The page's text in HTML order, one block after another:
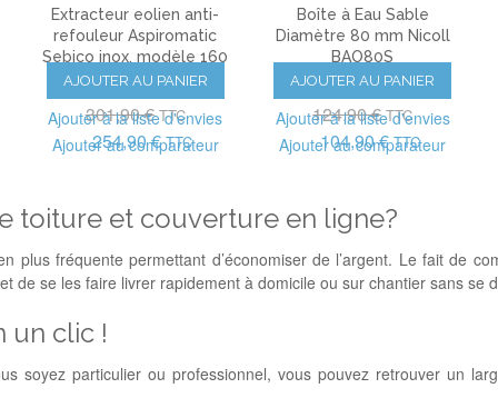
Extracteur eolien anti-
refouleur Aspiromatic
Sebico inox, modèle 160
(47)
301,90 € TTC
254,90 € TTC
AJOUTER AU PANIER
Ajouter à la liste d'envies
Ajouter au comparateur
Boîte à Eau Sable
Diamètre 80 mm Nicoll
BAO80S
(17)
124,90 € TTC
104,90 € TTC
AJOUTER AU PANIER
Ajouter à la liste d'envies
Ajouter au comparateur
toiture et couverture en ligne?
plus fréquente permettant d’économiser de l’argent. Le fait de
de se les faire livrer rapidement à domicile ou sur chantier sans se
un clic !
soyez particulier ou professionnel, vous pouvez retrouver un